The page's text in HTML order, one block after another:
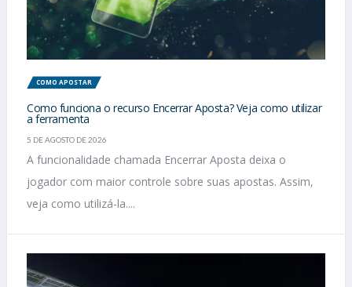
COMO APOSTAR
Como funciona o recurso Encerrar Aposta? Veja como utilizar
a ferramenta
5 DE AGOSTO DE 2026
A funcionalidade chamada Encerrar Aposta deixa o
jogador com maior controle sobre suas apostas. Assim,
veja como utilizá-la....